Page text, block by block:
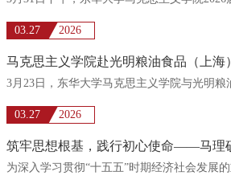
03.27 2026
03.27 2026